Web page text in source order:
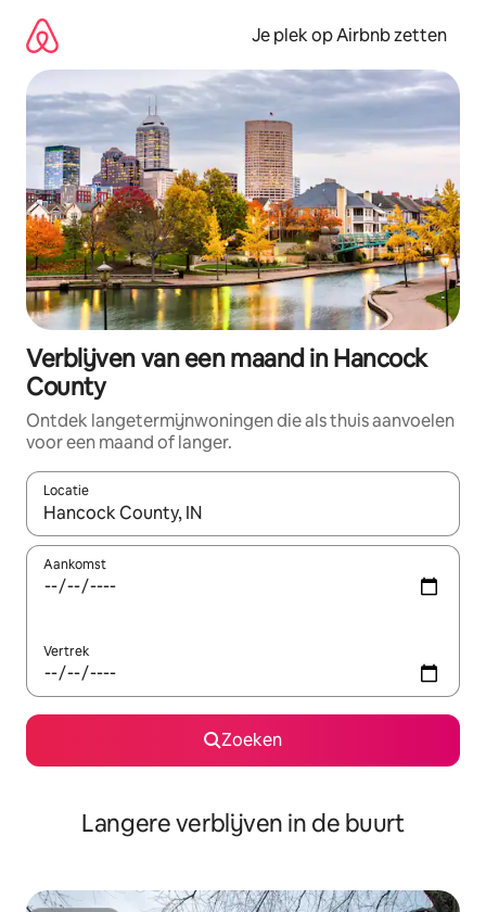
direct
naar
inhoud
Je plek op Airbnb zetten
Verblijven van een maand in Hancock
County
Ontdek langetermijnwoningen die als thuis aanvoelen
voor een maand of langer.
Locatie
Wanneer er resultaten beschikbaar zijn, maak je een keuze
Aankomst
Vertrek
Zoeken
Langere verblijven in de buurt